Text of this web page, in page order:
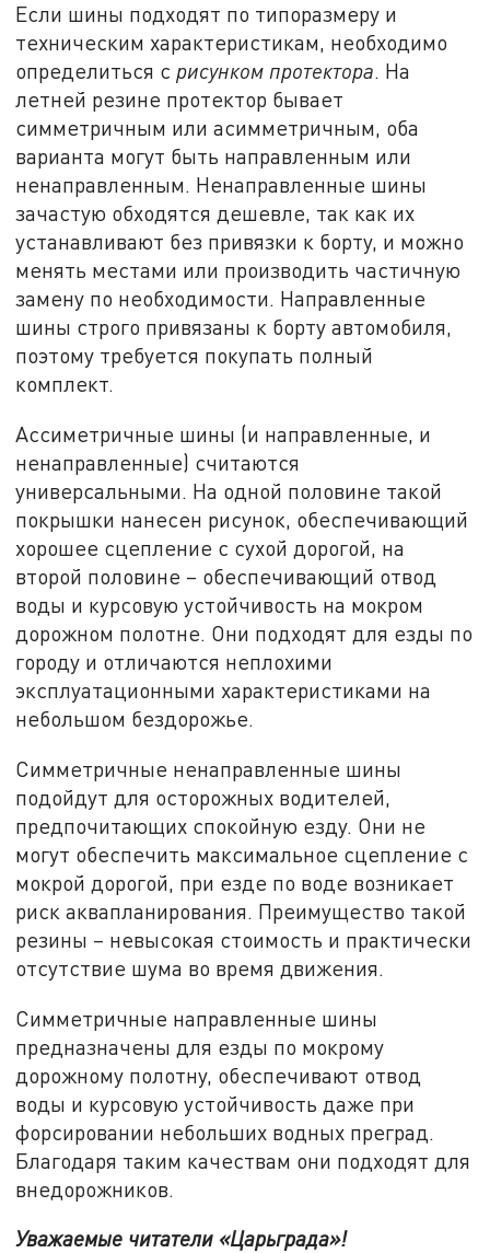
Если шины подходят по типоразмеру и
техническим характеристикам, необходимо
определиться с рисунком протектора. На
летней резине протектор бывает
симметричным или асимметричным, оба
варианта могут быть направленным или
ненаправленным. Ненаправленные шины
зачастую обходятся дешевле, так как их
устанавливают без привязки к борту, и можно
менять местами или производить частичную
замену по необходимости. Направленные
шины строго привязаны к борту автомобиля,
поэтому требуется покупать полный
комплект.
Ассиметричные шины (и направленные, и
ненаправленные) считаются
универсальными. На одной половине такой
покрышки нанесен рисунок, обеспечивающий
хорошее сцепление с сухой дорогой, на
второй половине – обеспечивающий отвод
воды и курсовую устойчивость на мокром
дорожном полотне. Они подходят для езды по
городу и отличаются неплохими
эксплуатационными характеристиками на
небольшом бездорожье.
Симметричные ненаправленные шины
подойдут для осторожных водителей,
предпочитающих спокойную езду. Они не
могут обеспечить максимальное сцепление с
мокрой дорогой, при езде по воде возникает
риск аквапланирования. Преимущество такой
резины – невысокая стоимость и практически
отсутствие шума во время движения.
Симметричные направленные шины
предназначены для езды по мокрому
дорожному полотну, обеспечивают отвод
воды и курсовую устойчивость даже при
форсировании небольших водных преград.
Благодаря таким качествам они подходят для
внедорожников.
Уважаемые читатели «Царьграда»!